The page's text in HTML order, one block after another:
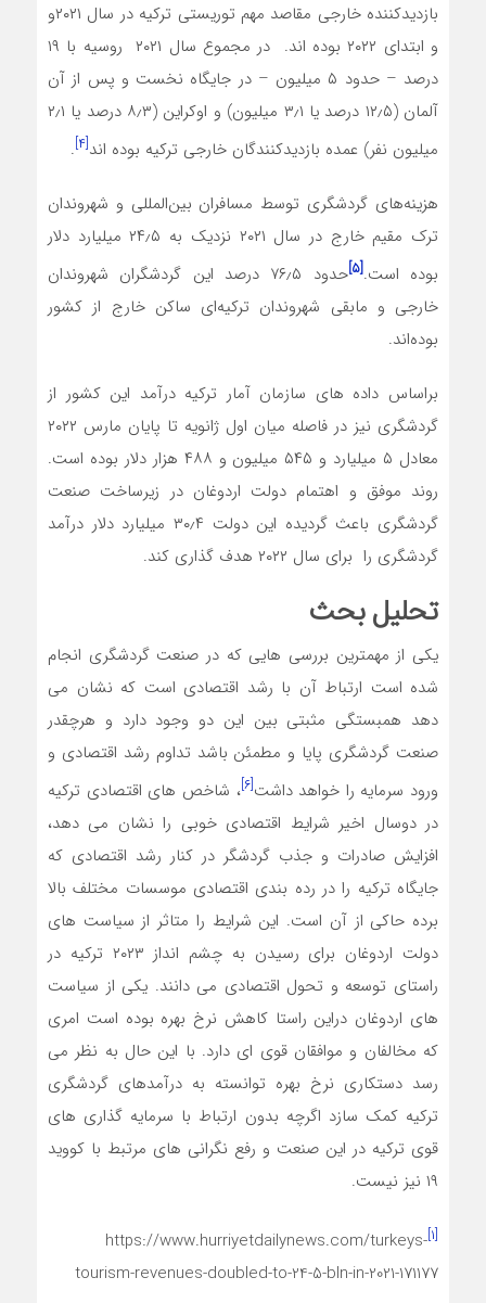
بازدیدکننده خارجی مقاصد مهم توریستی ترکیه در سال ۲۰۲۱و
و ابتدای ۲۰۲۲ بوده اند. در مجموع سال ۲۰۲۱ روسیه با ۱۹
درصد – حدود ۵ میلیون – در جایگاه نخست و پس از آن
آلمان (۱۲٫۵ درصد یا ۳٫۱ میلیون) و اوکراین (۸٫۳ درصد یا ۲٫۱
میلیون نفر) عمده بازدیدکنندگان خارجی ترکیه بوده اند[۴] .
هزینه‌های گردشگری توسط مسافران بین‌المللی و شهروندان
ترک مقیم خارج در سال ۲۰۲۱ نزدیک به ۲۴٫۵ میلیارد دلار
بوده است.[۵]
حدود ۷۶٫۵ درصد این گردشگران شهروندان
خارجی و مابقی شهروندان ترکیه‌ای ساکن خارج از کشور
بوده‌اند.
براساس داده های سازمان آمار ترکیه درآمد این کشور از
گردشگری نیز در فاصله میان اول ژانویه تا پایان مارس ۲۰۲۲
معادل ۵ میلیارد و ۵۴۵ میلیون و ۴۸۸ هزار دلار بوده است.
روند موفق و اهتمام دولت اردوغان در زیرساخت صنعت
گردشگری باعث گردیده این دولت ۳۰٫۴ میلیارد دلار درآمد
گردشگری را برای سال ۲۰۲۲ هدف گذاری کند.
تحلیل بحث
یکی از مهمترین بررسی هایی که در صنعت گردشگری انجام
شده است ارتباط آن با رشد اقتصادی است که نشان می
دهد همبستگی مثبتی بین این دو وجود دارد و هرچقدر
صنعت گردشگری پایا و مطمئن باشد تداوم رشد اقتصادی و
ورود سرمایه را خواهد داشت[۶] ، شاخص های اقتصادی ترکیه
در دوسال اخیر شرایط اقتصادی خوبی را نشان می دهد،
افزایش صادرات و جذب گردشگر در کنار رشد اقتصادی که
جایگاه ترکیه را در رده بندی اقتصادی موسسات مختلف بالا
برده حاکی از آن است. این شرایط را متاثر از سیاست های
دولت اردوغان برای رسیدن به چشم انداز ۲۰۲۳ ترکیه در
راستای توسعه و تحول اقتصادی می دانند. یکی از سیاست
های اردوغان دراین راستا کاهش نرخ بهره بوده است امری
که مخالفان و موافقان قوی ای دارد. با این حال به نظر می
رسد دستکاری نرخ بهره توانسته به درآمدهای گردشگری
ترکیه کمک سازد اگرچه بدون ارتباط با سرمایه گذاری های
قوی ترکیه در این صنعت و رفع نگرانی های مرتبط با کووید
۱۹ نیز نیست.
[۱] https://www.hurriyetdailynews.com/turkeys-
tourism-revenues-doubled-to-24-5-bln-in-2021-171177